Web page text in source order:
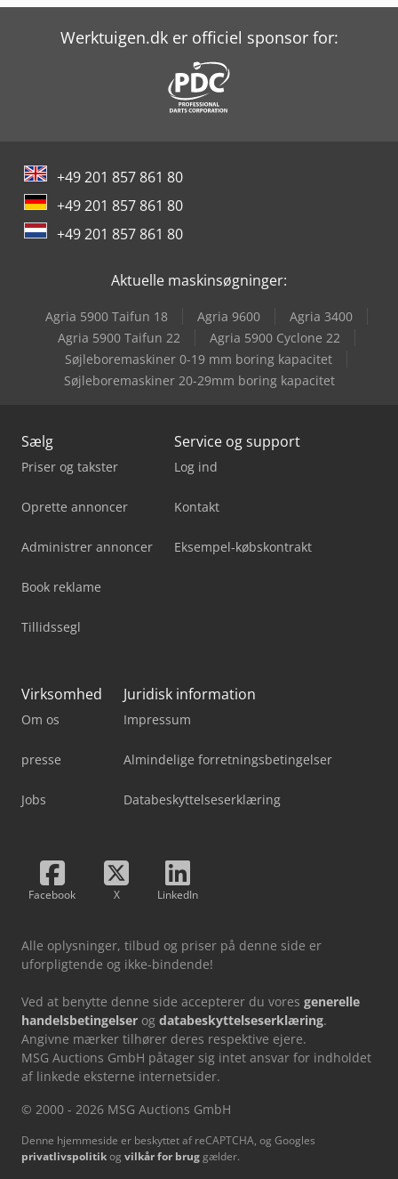
Polar Pw-1
Robopac Masterplat Plus Pgs
Robopac Robot S6 Pds
Robopac Starbox 50
Rühle Mpr 900
Schunk Gbk 500
Tetra Pak A3/Flex
Werktuigen.dk er officiel sponsor for:
+49 201 857 861 80
+49 201 857 861 80
+49 201 857 861 80
Aktuelle maskinsøgninger:
Agria 5900 Taifun 18 Agria 9600
Agria 3400
Agria 5900 Taifun 22
Agria 5900 Cyclone 22
Søjleboremaskiner 0-19 mm boring kapacitet
Søjleboremaskiner 20-29mm boring kapacitet
Sælg
Priser og takster
Oprette annoncer
Administrer annoncer
Book reklame
Tillidssegl
Service og support
Log ind
Kontakt
Eksempel-købskontrakt
Virksomhed
Om os
presse
Jobs
Juridisk information
Impressum
Almindelige forretningsbetingelser
Databeskyttelseserklæring
Facebook X LinkedIn
Alle oplysninger, tilbud og priser på denne side er
uforpligtende og ikke-bindende!
Ved at benytte denne side accepterer du vores generelle
handelsbetingelser og databeskyttelseserklæring.
Angivne mærker tilhører deres respektive ejere.
MSG Auctions GmbH påtager sig intet ansvar for indholdet
af linkede eksterne internetsider.
© 2000 - 2026 MSG Auctions GmbH
Denne hjemmeside er beskyttet af reCAPTCHA, og Googles
privatlivspolitikog vilkår for brug gælder.